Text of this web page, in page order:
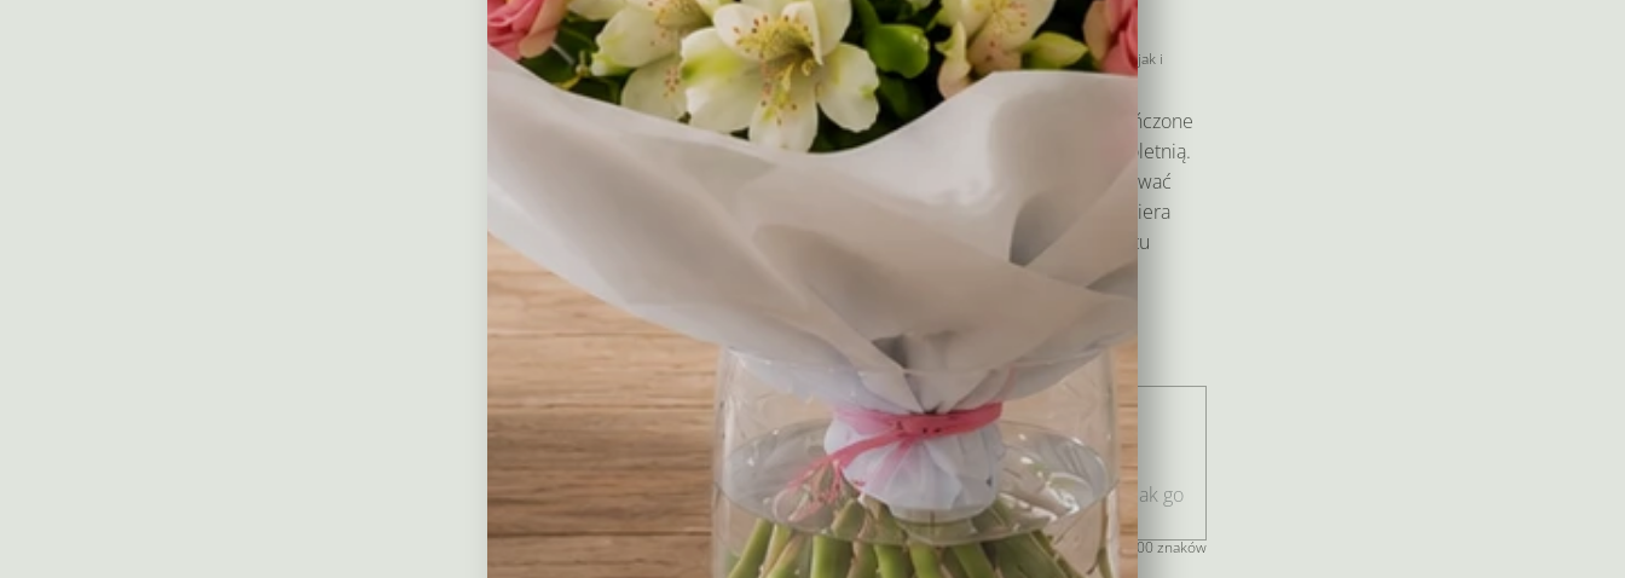
Wina
Oświadczenie o pełnoletności
Aby zamówić wino - zarówno Ty jak i
odbiorca musicie być pełnoletni
Oświadczam, że jestem osobą pełnoletnią (mam ukończone
18 lat), a także że odbiorca zamówienia jest osobą pełnoletnią.
Przyjmuję do wiadomości, że kurier ma prawo zweryfikować
wiek odbiorcy przy doręczeniu paczki. Upoważniam kuriera
kwiaciarni do technicznego odbioru wybranego produktu
alkoholowego ze stacjonarnego punktu sprzedaży i
Treść bileciku
Pozostałoe jeszcze 400 znaków